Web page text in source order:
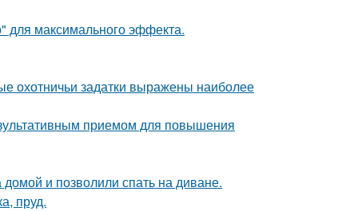
для максимального эффекта.
охотничьи задатки выражены наиболее
приемом для повышения
и позволили спать на диване.
пруд.